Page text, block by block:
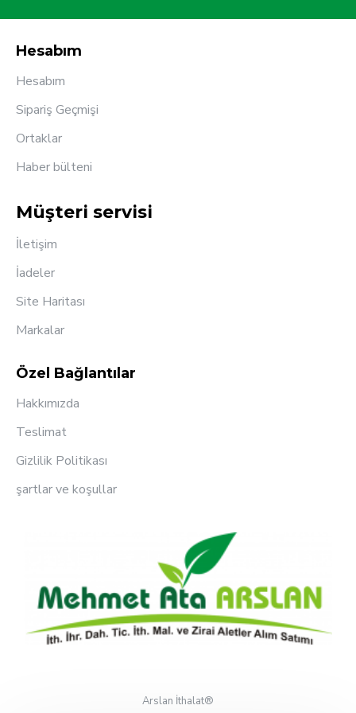
Hesabım
Hesabım
Sipariş Geçmişi
Ortaklar
Haber bülteni
Müşteri servisi
İletişim
İadeler
Site Haritası
Markalar
Özel Bağlantılar
Hakkımızda
Teslimat
Gizlilik Politikası
şartlar ve koşullar
Arslan İthalat®